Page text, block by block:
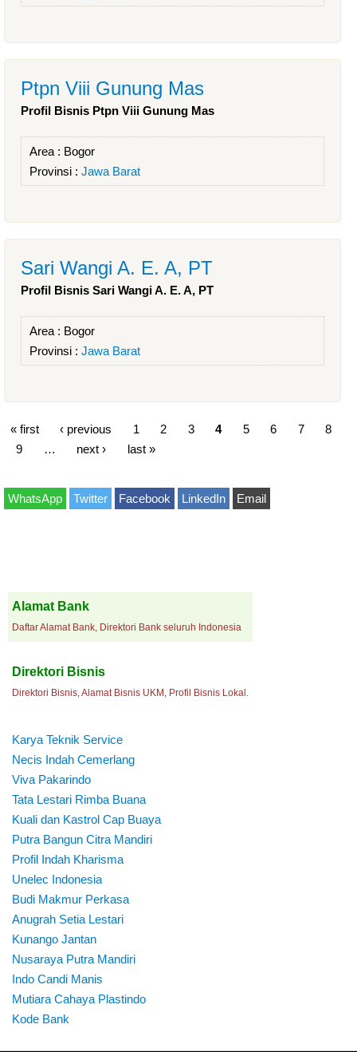
Ptpn Viii Gunung Mas
Profil Bisnis Ptpn Viii Gunung Mas
Area : Bogor
Provinsi : Jawa Barat
Sari Wangi A. E. A, PT
Profil Bisnis Sari Wangi A. E. A, PT
Area : Bogor
Provinsi : Jawa Barat
« first ‹ previous 1 2 3 4 5 6 7
8
9
next › last »
WhatsApp Twitter Facebook LinkedIn Email
Alamat Bank
Daftar Alamat Bank, Direktori Bank seluruh Indonesia
Direktori Bisnis
Direktori Bisnis, Alamat Bisnis UKM, Profil Bisnis Lokal.
Karya Teknik Service
Necis Indah Cemerlang
Viva Pakarindo
Tata Lestari Rimba Buana
Kuali dan Kastrol Cap Buaya
Putra Bangun Citra Mandiri
Profil Indah Kharisma
Unelec Indonesia
Budi Makmur Perkasa
Anugrah Setia Lestari
Kunango Jantan
Nusaraya Putra Mandiri
Indo Candi Manis
Mutiara Cahaya Plastindo
Kode Bank